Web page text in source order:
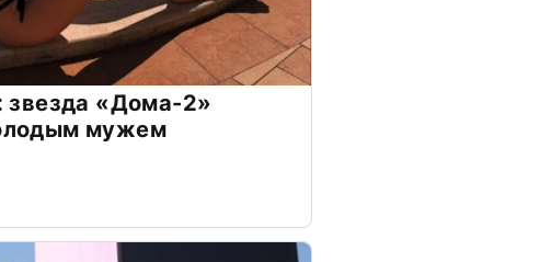
звезда «Дома-2»
мужем